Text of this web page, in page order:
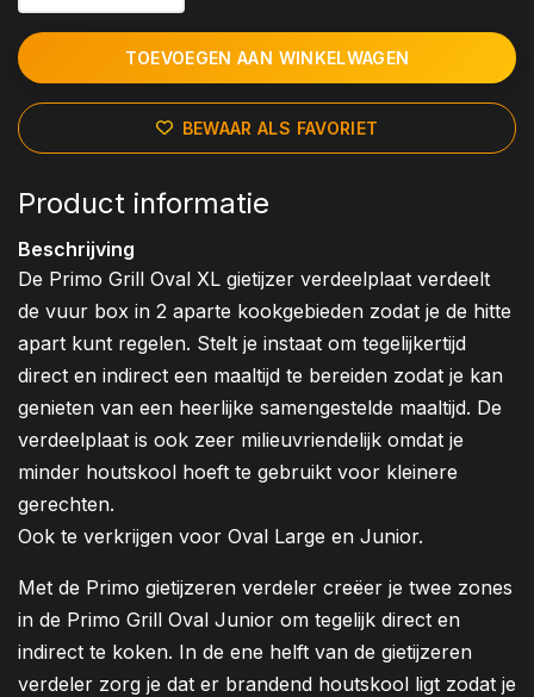
TOEVOEGEN AAN WINKELWAGEN
BEWAAR ALS FAVORIET
Product informatie
Beschrijving
De Primo Grill Oval XL gietijzer verdeelplaat verdeelt
de vuur box in 2 aparte kookgebieden zodat je de hitte
apart kunt regelen. Stelt je instaat om tegelijkertijd
direct en indirect een maaltijd te bereiden zodat je kan
genieten van een heerlijke samengestelde maaltijd. De
verdeelplaat is ook zeer milieuvriendelijk omdat je
minder houtskool hoeft te gebruikt voor kleinere
gerechten.
Ook te verkrijgen voor Oval Large en Junior.
Met de Primo gietijzeren verdeler creëer je twee zones
in de Primo Grill Oval Junior om tegelijk direct en
indirect te koken. In de ene helft van de gietijzeren
verdeler zorg je dat er brandend houtskool ligt zodat je